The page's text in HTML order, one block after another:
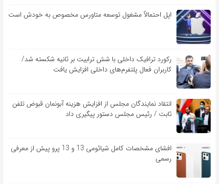
اپل احتمالاً مشغول توسعه متاورس مخصوص به خودش است
رکورد ترافیک داخلی با شش ترابیت بر ثانیه شکسته شد/
کاربران فعال پلتفرم‌های داخلی افزایش یافت
انتقاد نمایندگان مجلس از افزایش هزینه آبونمان قبوض تلفن
ثابت / رئیس مجلس دستور پیگیری داد
افشای مشخصات کامل شیائومی 13 و 13 پرو پیش از معرفی
رسمی